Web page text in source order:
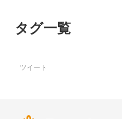
タグ一覧
ツイート